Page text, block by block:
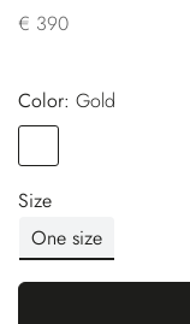
€ 390
Color:
gold
Size
One size